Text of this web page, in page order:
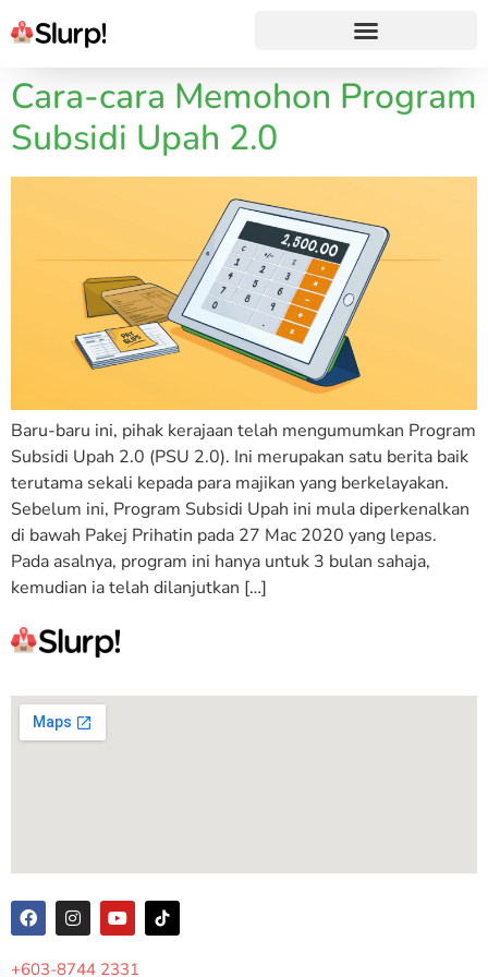
Cara-cara Memohon Program
Subsidi Upah 2.0
Baru-baru ini, pihak kerajaan telah mengumumkan Program
Subsidi Upah 2.0 (PSU 2.0). Ini merupakan satu berita baik
terutama sekali kepada para majikan yang berkelayakan.
Sebelum ini, Program Subsidi Upah ini mula diperkenalkan
di bawah Pakej Prihatin pada 27 Mac 2020 yang lepas.
Pada asalnya, program ini hanya untuk 3 bulan sahaja,
kemudian ia telah dilanjutkan […]
+603-8744 2331